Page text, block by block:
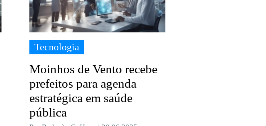
Tecnologia
Moinhos de Vento recebe
prefeitos para agenda
estratégica em saúde
pública